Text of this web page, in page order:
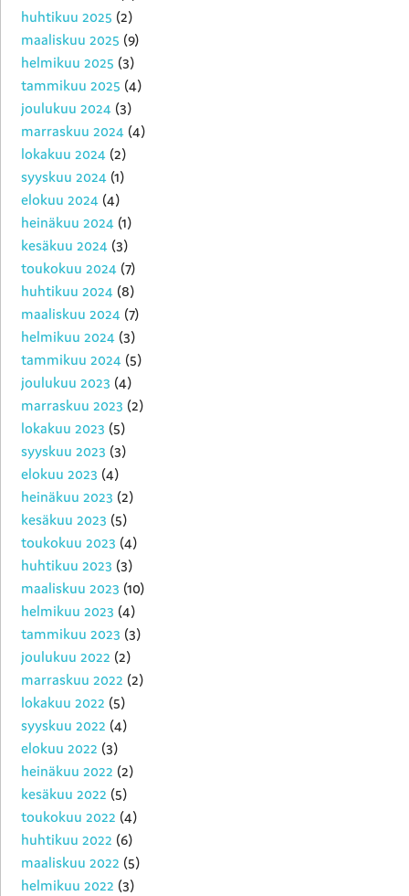
huhtikuu 2025 (2)
maaliskuu 2025 (9)
helmikuu 2025 (3)
tammikuu 2025 (4)
joulukuu 2024 (3)
marraskuu 2024 (4)
lokakuu 2024 (2)
syyskuu 2024 (1)
elokuu 2024 (4)
heinäkuu 2024 (1)
kesäkuu 2024 (3)
toukokuu 2024 (7)
huhtikuu 2024 (8)
maaliskuu 2024 (7)
helmikuu 2024 (3)
tammikuu 2024 (5)
joulukuu 2023 (4)
marraskuu 2023 (2)
lokakuu 2023 (5)
syyskuu 2023 (3)
elokuu 2023 (4)
heinäkuu 2023 (2)
kesäkuu 2023 (5)
toukokuu 2023 (4)
huhtikuu 2023 (3)
maaliskuu 2023 (10)
helmikuu 2023 (4)
tammikuu 2023 (3)
joulukuu 2022 (2)
marraskuu 2022 (2)
lokakuu 2022 (5)
syyskuu 2022 (4)
elokuu 2022 (3)
heinäkuu 2022 (2)
kesäkuu 2022 (5)
toukokuu 2022 (4)
huhtikuu 2022 (6)
maaliskuu 2022 (5)
helmikuu 2022 (3)